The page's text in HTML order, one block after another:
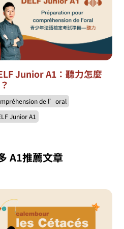
Junior A1：聽力怎麼
de l’oral
Junior A1
A1推薦文章